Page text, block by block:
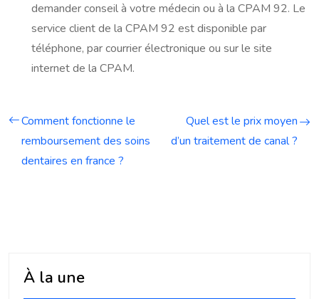
demander conseil à votre médecin ou à la CPAM 92. Le
service client de la CPAM 92 est disponible par
téléphone, par courrier électronique ou sur le site
internet de la CPAM.
Comment fonctionne le
remboursement des soins
dentaires en france ?
Quel est le prix moyen
d’un traitement de canal ?
À la une